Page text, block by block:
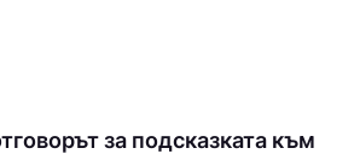
за подсказката към